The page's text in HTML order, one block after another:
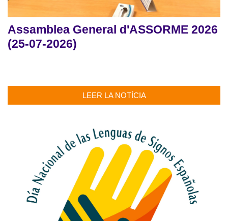
Assamblea General d'ASSORME 2026
(25-07-2026)
LEER LA NOTÍCIA